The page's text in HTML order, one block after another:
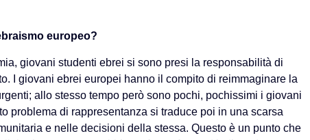
europeo?
giovani studenti ebrei si sono presi la responsabilità di
I giovani ebrei europei hanno il compito di reimmaginare la
allo stesso tempo però sono pochi, pochissimi i giovani
problema di rappresentanza si traduce poi in una scarsa
e nelle decisioni della stessa. Questo è un punto che